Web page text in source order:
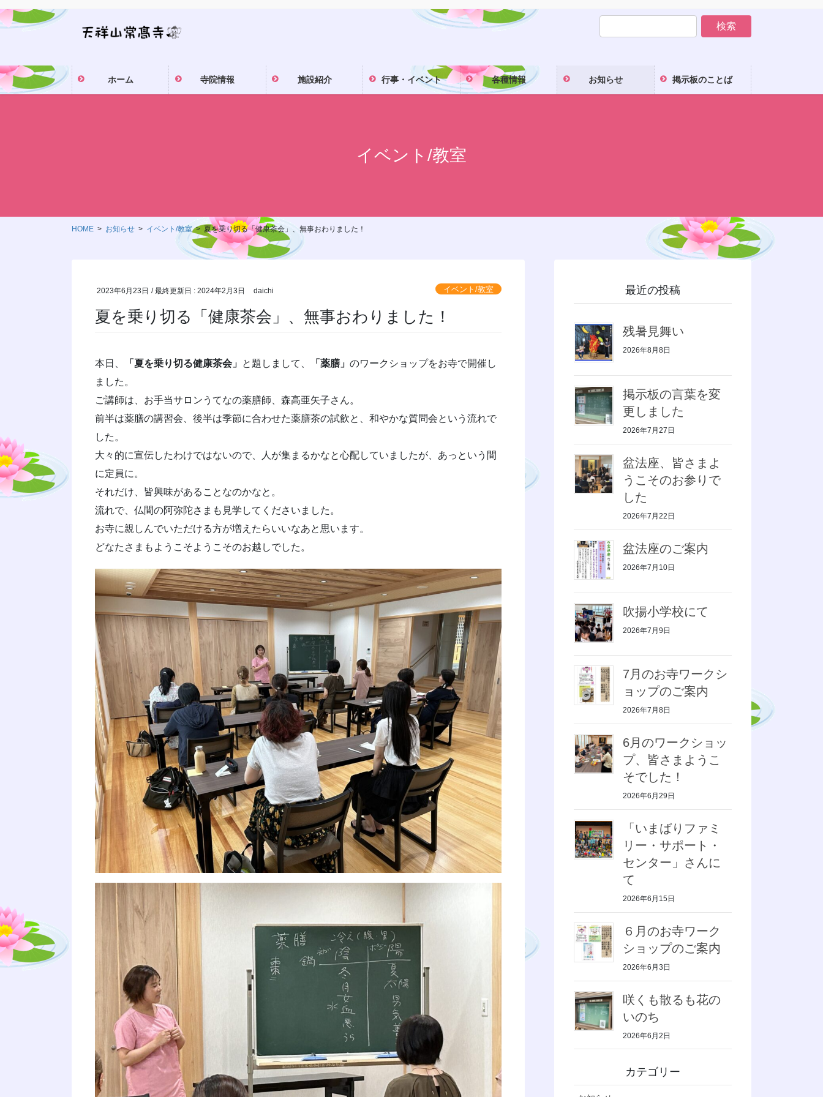
ン
ツ
に
移
ビ
シ
ョ
ン
ホーム 寺院情報 施設紹介 行事・イベント 各種情報 お知らせ 掲示板のことば
イベント/教室
HOME お知らせ イベント/教室 夏を乗り切る「健康茶会」、無事おわりました！
2023年6月23日 / 最終更新日 :2024年2月3日 daichi イベント/教室
夏を乗り切る「健康茶会」、無事おわりました！
本日、 「夏を乗り切る健康茶会」 と題しまして、 「薬膳」のワークショップをお寺で開催し
ました。
ご講師は、お手当サロンうてなの薬膳師、森高亜矢子さん。
前半は薬膳の講習会、後半は季節に合わせた薬膳茶の試飲と、和やかな質問会という流れで
した。
大々的に宣伝したわけではないので、人が集まるかなと心配していましたが、あっという間
に定員に。
それだけ、皆興味があることなのかなと。
流れで、仏間の阿弥陀さまも見学してくださいました。
お寺に親しんでいただける方が増えたらいいなあと思います。
どなたさまもようこそようこそのお越しでした。
最近の投稿
残暑見舞い
2026年8月8日
掲示板の言葉を変
更しました
2026年7月27日
盆法座、皆さまよ
うこそのお参りで
した
2026年7月22日
盆法座のご案内
2026年7月10日
吹揚小学校にて
2026年7月9日
7月のお寺ワークシ
ョップのご案内
2026年7月8日
6月のワークショッ
プ、皆さまようこ
そでした！
2026年6月29日
「いまばりファミ
リー・サポート・
センター」さんに
て
2026年6月15日
６月のお寺ワーク
ショップのご案内
2026年6月3日
咲くも散るも花の
いのち
2026年6月2日
カテゴリー